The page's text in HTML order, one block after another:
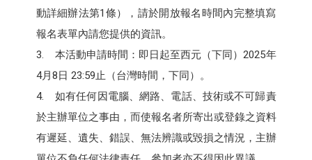
動詳細辦法第1條），請於開放報名時間內完整填寫
報名表單內請您提供的資訊。
3. 本活動申請時間：即日起至西元（下同）2025年
4月8日 23:59止（台灣時間，下同）。
4. 如有任何因電腦、網路、電話、技術或不可歸責
於主辦單位之事由，而使報名者所寄出或登錄之資料
有遲延、遺失、錯誤、無法辨識或毀損之情況，主辦